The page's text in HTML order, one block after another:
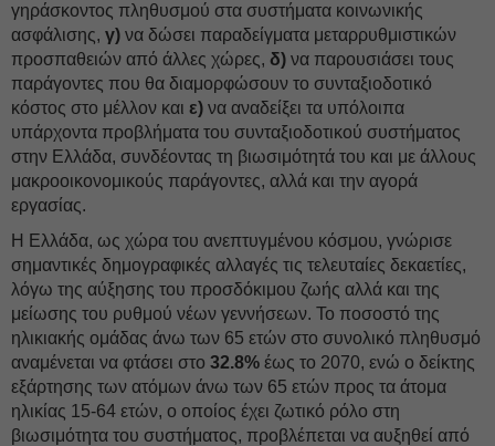
γηράσκοντος πληθυσμού στα συστήματα κοινωνικής
ασφάλισης, γ) να δώσει παραδείγματα μεταρρυθμιστικών
προσπαθειών από άλλες χώρες, δ) να παρουσιάσει τους
παράγοντες που θα διαμορφώσουν το συνταξιοδοτικό
κόστος στο μέλλον και ε) να αναδείξει τα υπόλοιπα
υπάρχοντα προβλήματα του συνταξιοδοτικού συστήματος
στην Ελλάδα, συνδέοντας τη βιωσιμότητά του και με άλλους
μακροοικονομικούς παράγοντες, αλλά και την αγορά
εργασίας.
Η Ελλάδα, ως χώρα του ανεπτυγμένου κόσμου, γνώρισε
σημαντικές δημογραφικές αλλαγές τις τελευταίες δεκαετίες,
λόγω της αύξησης του προσδόκιμου ζωής αλλά και της
μείωσης του ρυθμού νέων γεννήσεων. Το ποσοστό της
ηλικιακής ομάδας άνω των 65 ετών στο συνολικό πληθυσμό
αναμένεται να φτάσει στο 32.8% έως το 2070, ενώ ο δείκτης
εξάρτησης των ατόμων άνω των 65 ετών προς τα άτομα
ηλικίας 15-64 ετών, ο οποίος έχει ζωτικό ρόλο στη
βιωσιμότητα του συστήματος, προβλέπεται να αυξηθεί από